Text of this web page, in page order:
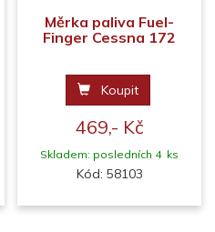
Měrka paliva Fuel-
Finger Cessna 172
Koupit
469,- Kč
Skladem: posledních 4 ks
Kód: 58103